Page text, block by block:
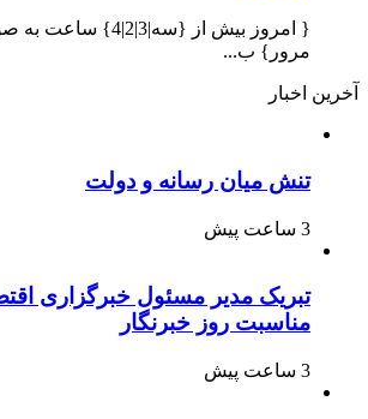
{ امروز بیش از
مرور} ب...
آخرین اخبار
تنش میان رسانه و دولت
3 ساعت پیش
تبریک مدیر مسئول خبرگزاری
مناسبت روز خبرنگار
3 ساعت پیش